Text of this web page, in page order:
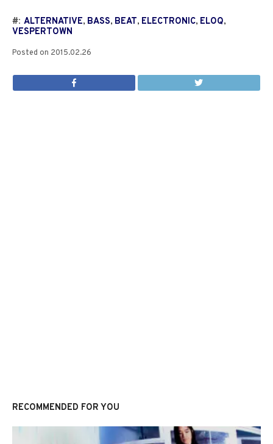
#: ALTERNATIVE, BASS, BEAT, ELECTRONIC, ELOQ,
VESPERTOWN
Posted on 2015.02.26
RECOMMENDED FOR YOU